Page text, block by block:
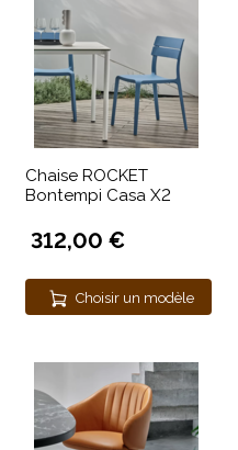
Chaise ROCKET
Bontempi Casa X2
312,00 €
Choisir un modèle